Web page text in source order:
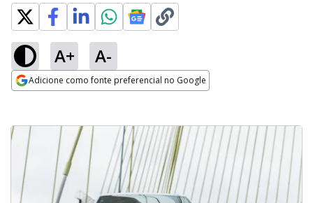
A+ A-
Adicione como fonte preferencial no Google